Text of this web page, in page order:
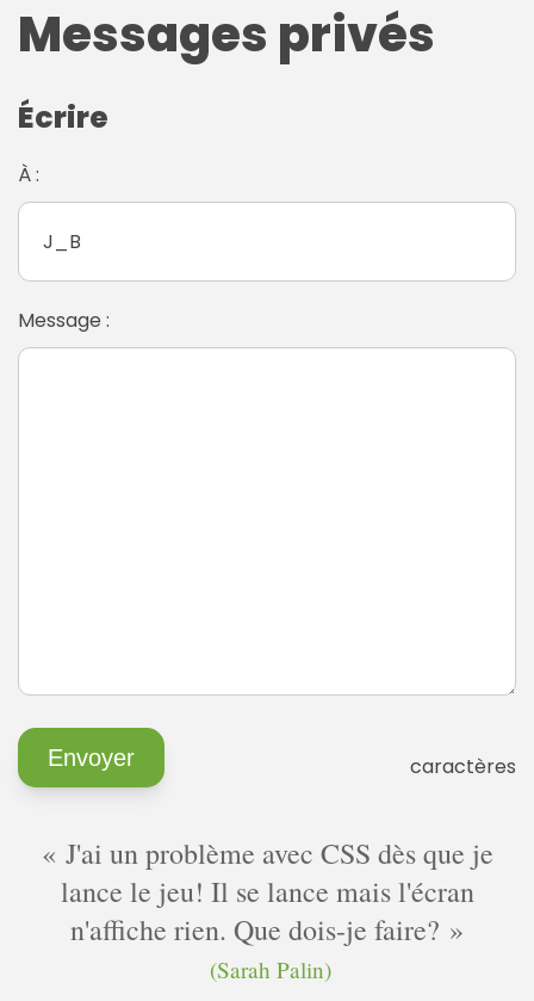
Messages privés
Écrire
À :
Message :
caractères
J'ai un problème avec CSS dès que je
lance le jeu! Il se lance mais l'écran
n'affiche rien. Que dois-je faire?
(Sarah Palin)